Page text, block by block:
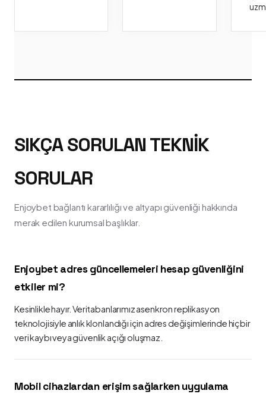
SIKÇA SORULAN TEKNIK
SORULAR
Enjoybet bağlantı kararlılığı ve altyapı güvenliği hakkında
merak edilen kurumsal başlıklar.
Enjoybet adres güncellemeleri hesap güvenliğini
etkiler mi?
Kesinlikle hayır. Veritabanlarımız asenkron replikasyon
teknolojisiyle anlık klonlandığı için adres değişimlerinde hiçbir
veri kaybı veya güvenlik açığı oluşmaz.
Mobil cihazlardan erişim sağlarken uygulama